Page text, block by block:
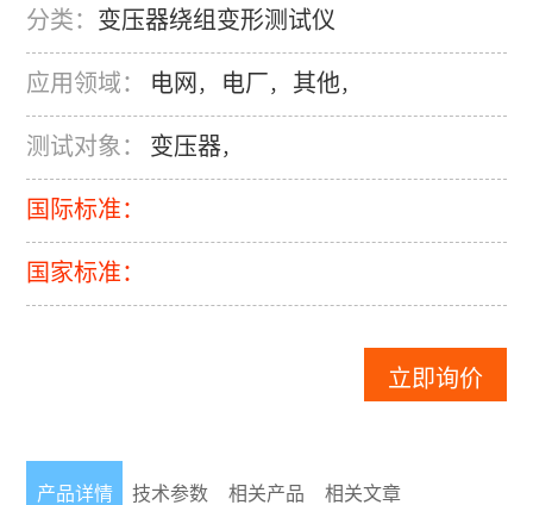
分类： 变压器绕组变形测试仪
应用领域： 电网 ， 电厂， 其他，
测试对象： 变压器，
国际标准：
国家标准：
立即询价
产品详情 技术参数 相关产品 相关文章